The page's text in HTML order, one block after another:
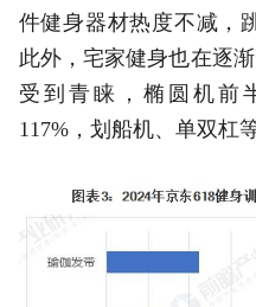
件健身器材热度不减，
此外，宅家健身也在逐
受到青睐，椭圆机前
117%，划船机、单双杠